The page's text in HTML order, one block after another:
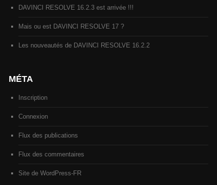
DAVINCI RESOLVE 16.2.3 est arrivée !!!
Mais ou est DAVINCI RESOLVE 17 ?
Les nouveautés de DAVINCI RESOLVE 16.2.2
MÉTA
Inscription
Connexion
Flux des publications
Flux des commentaires
Site de WordPress-FR